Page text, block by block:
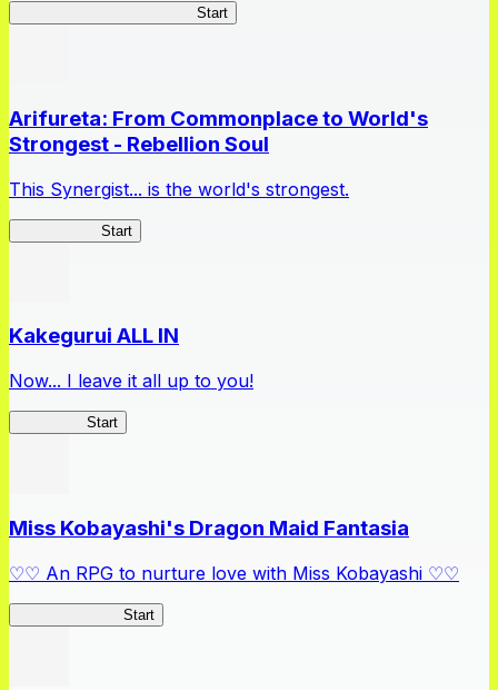
Start
Arifureta: From Commonplace to World's
Strongest - Rebellion Soul
This Synergist... is the world's strongest.
Start
Kakegurui ALL IN
Now... I leave it all up to you!
Start
Miss Kobayashi's Dragon Maid Fantasia
♡♡ An RPG to nurture love with Miss Kobayashi ♡♡
Start